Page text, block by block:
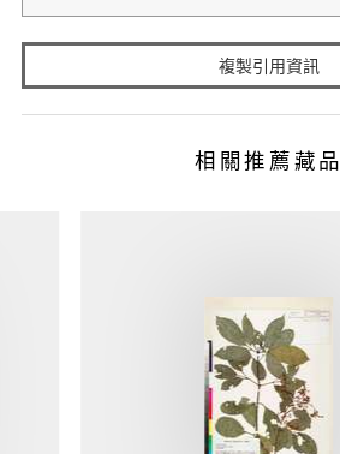
複製引用資訊
相關推薦藏品